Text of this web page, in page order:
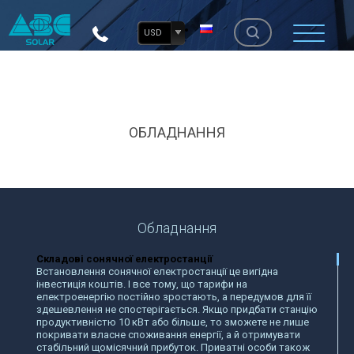
USD
ОБЛАДНАННЯ
Обладнання
Складові сонячної електростанції
Встановлення сонячної електростанції це вигідна
інвестиція коштів. І все тому, що тарифи на
електроенергію постійно зростають, а передумов для її
здешевлення не спостерігається. Якщо придбати станцію
продуктивністю 10 кВт або більше, то зможете не лише
покривати власне споживання енергії, а й отримувати
стабільний щомісячний прибуток. Приватні особи також